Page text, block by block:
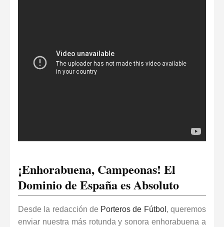
¡Enhorabuena, Campeonas! El
Dominio de España es Absoluto
Desde la redacción de Porteros de Fútbol , queremos
enviar nuestra más rotunda y sonora enhorabuena a